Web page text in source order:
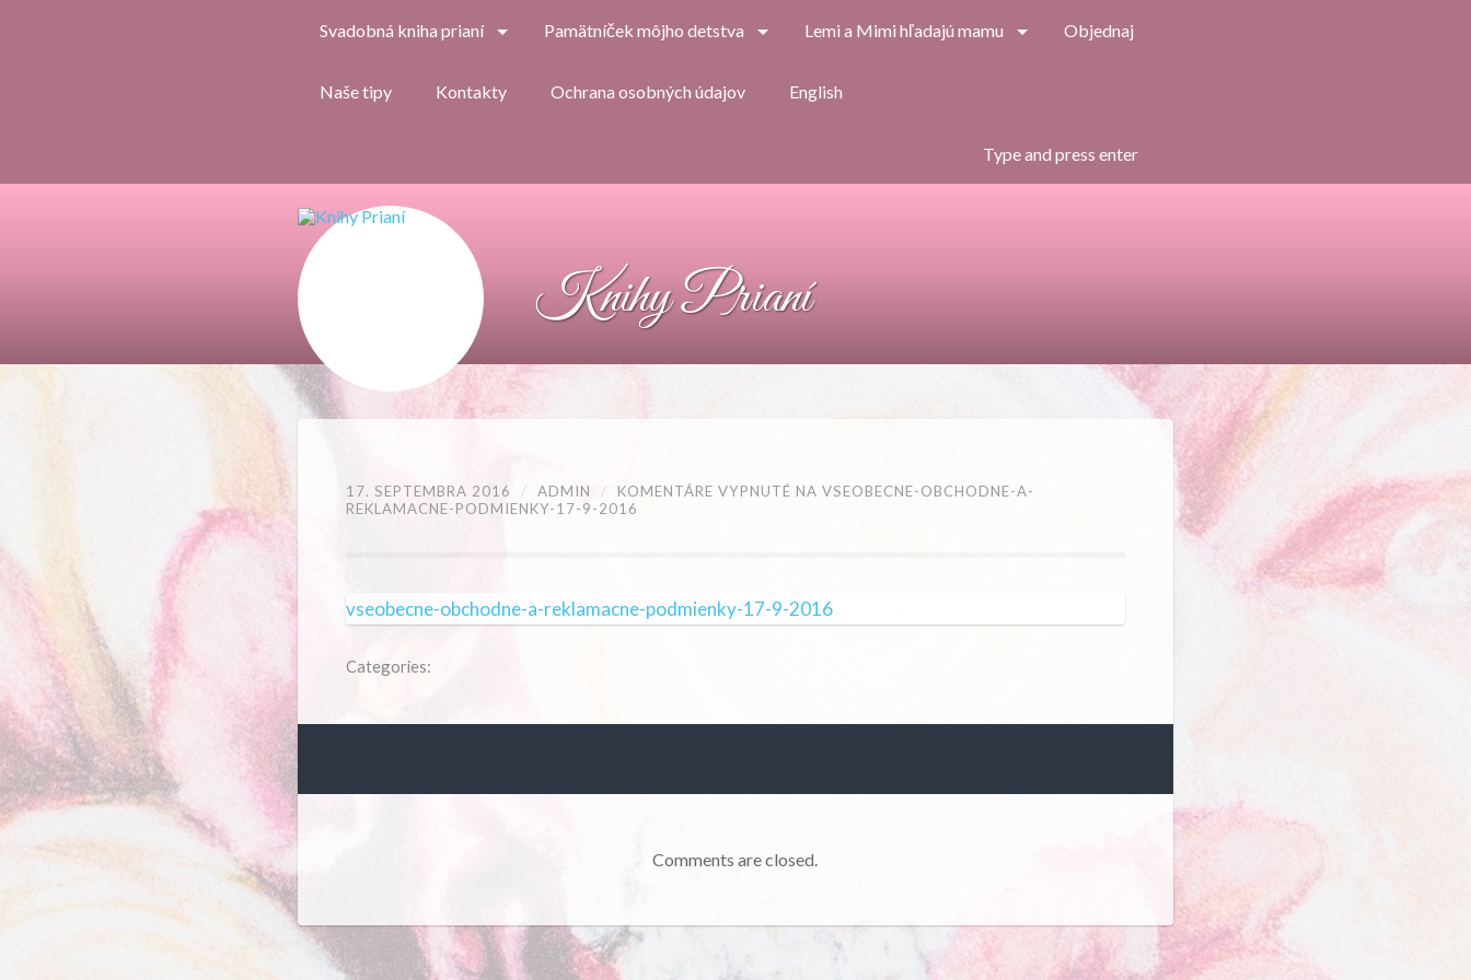
Svadobná kniha prianí Pamätníček môjho detstva Lemi a Mimi hľadajú mamu Objednaj
Naše tipy Kontakty Ochrana osobných údajov English
Knihy Prianí
17. SEPTEMBRA 2016 / ADMIN / KOMENTÁRE VYPNUTÉ NA VSEOBECNE-OBCHODNE-A-
REKLAMACNE-PODMIENKY-17-9-2016
vseobecne-obchodne-a-reklamacne-podmienky-17-9-2016
Categories:
Comments are closed.